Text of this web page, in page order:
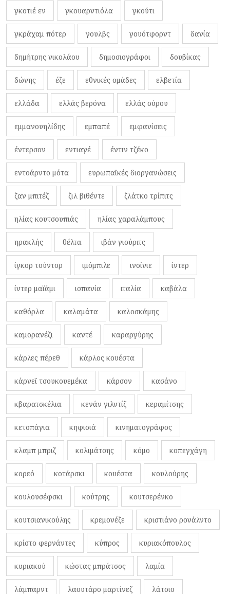
γκοτιέ εν γκουαρντιόλα γκούτι
γκράχαμ πότερ γουλβς γουότφορντ δανία
δημήτρης νικολάου δημοσιογράφοι δουβίκας
δώνης έζε εθνικές ομάδες ελβετία
ελλάδα ελλάς βερόνα ελλάς σύρου
εμμανουηλίδης εμπαπέ εμφανίσεις
έντερσον εντιαγέ έντιν τζέκο
εντοάρντο μότα ευρωπαϊκές διοργανώσεις
ζαν μπιτέζ ζιλ βιθέντε ζλάτκο τρίπιτς
ηλίας κουτσουπιάς ηλίας χαραλάμπους
ηρακλής θέλτα ιβάν γιούριτς
ίγκορ τούντορ ιμόμπιλε ινσίνιε ίντερ
ίντερ μαϊάμι ισπανία ιταλία καβάλα
καθόρλα καλαμάτα καλοσκάμης
καμορανέζι καντέ καραργύρης
κάρλες πέρεθ κάρλος κουέστα
κάρνεϊ τσουκουεμέκα κάρσον κασάνο
κβαρατσκέλια κενάν γιλντίζ κεραμίτσης
κετσπάγια κηφισιά κινηματογράφος
κλαμπ μπριζ κολιμάτσης κόμο κοπεγχάγη
κορεό κοτάρσκι κουέστα κουλούρης
κουλουσέφσκι κούτρης κουτσερένκο
κουτσιανικούλης κρεμονέζε κριστιάνο ρονάλντο
κρίστο φερνάντες κύπρος κυριακόπουλος
κυριακού κώστας μπράτσος λαμία
λάμπαρντ λαουτάρο μαρτίνεζ λάτσιο